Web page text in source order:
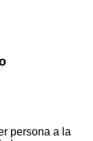
persona a la